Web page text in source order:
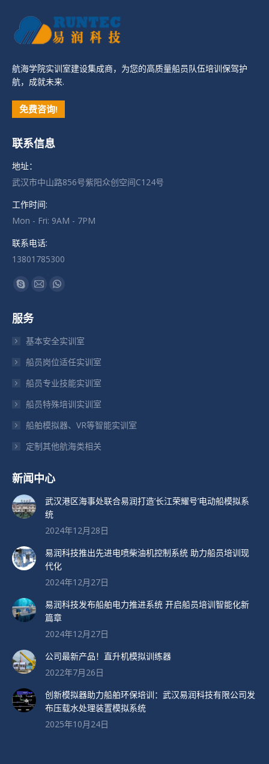
航海学院实训室建设集成商，为您的高质量船员队伍培训保驾护
航，成就未来.
免费咨询!
联系信息
地址：
武汉市中山路856号紫阳众创空间C124号
工作时间:
Mon - Fri: 9AM - 7PM
联系电话:
13801785300
找到我们：
Skype
在
新
口
中
打
Mail
新
口
中
打
Whatsapp
新
口
中
打
服务
基本安全实训室
船员岗位适任实训室
船员专业技能实训室
船员特殊培训实训室
船舶模拟器、VR等智能实训室
定制其他航海类相关
新闻中心
武汉港区海事处联合易润打造’长江荣耀号’电动船模拟系
统
2024年12月28日
易润科技推出先进电喷柴油机控制系统 助力船员培训现
代化
2024年12月27日
易润科技发布船舶电力推进系统 开启船员培训智能化新
篇章
2024年12月27日
公司最新产品！直升机模拟训练器
2022年7月26日
创新模拟器助力船舶环保培训：武汉易润科技有限公司发
布压载水处理装置模拟系统
2025年10月24日